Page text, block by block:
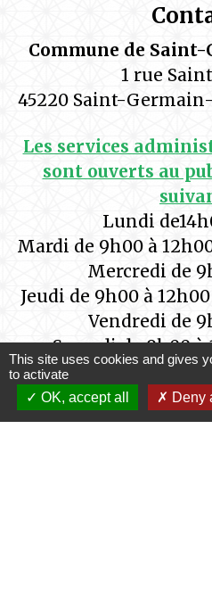
Commune de
1 rue
45220 Saint-
Les services
sont ouverts au
Lundi
Mardi de 9h00 à
Mercredi de
Jeudi de 9h00 à
Vendredi de
Samedi de 9h00
Vous pouvez
This site uses cookies and gives
to activate
OK, accept all
Deny